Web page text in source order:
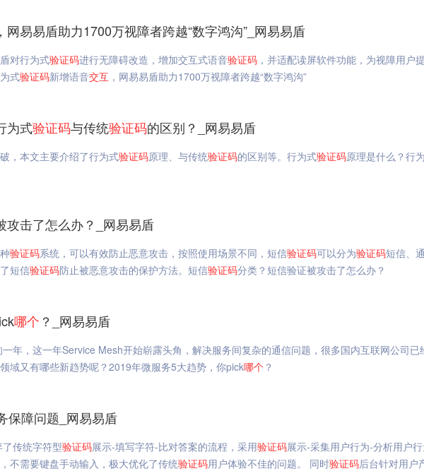
，网易易盾助力1700万视障者跨越“数字鸿沟”_网易易盾
对行为式验证码进行无障碍改造，增加交互式语音验证码 ，并适配读屏软件功能，为视障用户
式验证码新增语音交互 ，网易易盾助力1700万视障者跨越“数字鸿沟”
为式验证码与传统验证码的区别？_网易易盾
，本文主要介绍了行为式验证码原理、与传统验证码的区别等。行为式验证码原理是什么？行
攻击了怎么办？_网易易盾
验证码系统，可以有效防止恶意攻击，按照使用场景不同，短信验证码可以分为验证码短信、
短信验证码防止被恶意攻击的保护方法。短信验证码分类？短信验证被攻击了怎么办？
哪个 ？_网易易盾
年，这一年Service Mesh开始崭露头角，解决服务间复杂的通信问题，很多国内互联网公司已
域又有哪些新趋势呢？2019年微服务5大趋势，你pick哪个 ？
保障问题_网易易盾
了传统字符型验证码展示-填写字符-比对答案的流程，采用验证码展示-采集用户行为-分析用户
不需要键盘手动输入，极大优化了传统验证码用户体验不佳的问题。 同时验证码后台针对用户